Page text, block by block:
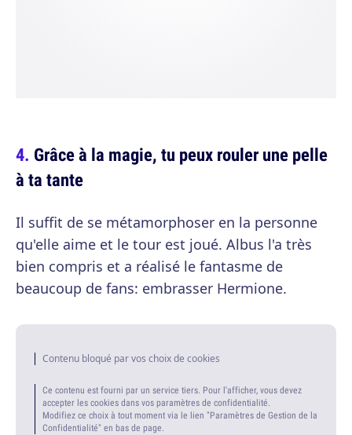
Grâce à la magie, tu peux rouler une pelle
à ta tante
Il suffit de se métamorphoser en la personne
qu'elle aime et le tour est joué. Albus l'a très
bien compris et a réalisé le fantasme de
beaucoup de fans: embrasser Hermione.
Contenu bloqué par vos choix de cookies
Ce contenu est fourni par un service tiers. Pour l'afficher, vous devez
accepter les cookies dans vos paramètres de confidentialité.
Modifiez ce choix à tout moment via le lien "Paramètres de Gestion de la
Confidentialité" en bas de page.